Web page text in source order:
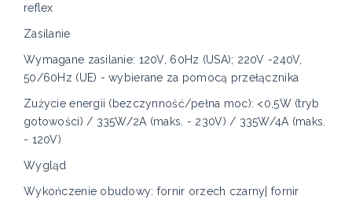
reflex
Zasilanie
Wymagane zasilanie: 120V, 60Hz (USA); 220V -240V,
50/60Hz (UE) - wybierane za pomocą przełącznika
Zużycie energii (bezczynność/pełna moc): <0,5W (tryb
gotowości) / 335W/2A (maks. - 230V) / 335W/4A (maks.
- 120V)
Wygląd
Wykończenie obudowy: fornir orzech czarny| fornir